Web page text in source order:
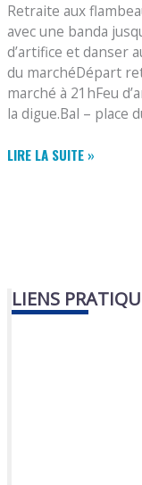
Retraite aux
avec une banda
d’artifice et danser
du marchéDépart
marché à 21hFeu
la digue.Bal – place
RETRAITE
BAL
LIRE LA SUITE »
LIENS